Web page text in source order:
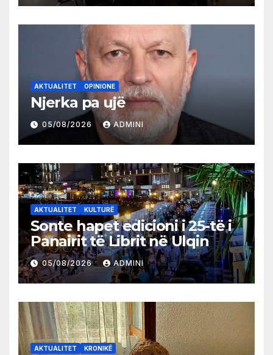
AKTUALITET OPINIONE
Njerka pa ujë
05/08/2026 ADMINI
AKTUALITET KULTURË
Sonte hapet edicioni i 25-të i
Panairit të Librit në Ulqin
05/08/2026 ADMINI
AKTUALITET KRONIKË